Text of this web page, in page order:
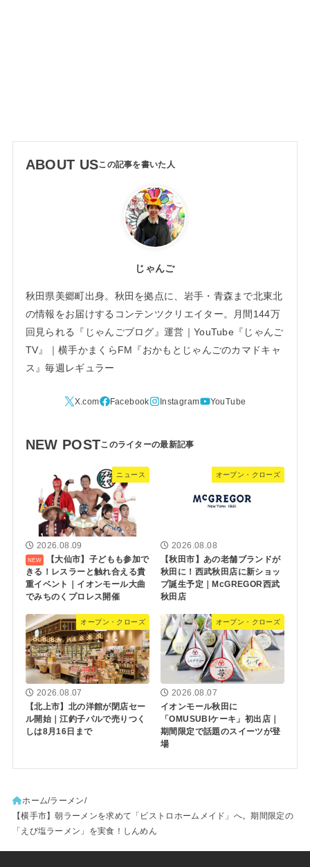
ABOUT US
じゃんご
秋田県美郷町出身。秋田を拠点に、岩手・青森まで北東北
の情報をお届けするコンテンツクリエイター。月間144万
回見られる『じゃんごブログ』運営｜YouTube『じゃんご
TV』｜横手かまくらFM『おかもとじゃんごのカマドキャ
ス』毎週レギュラー
NEW POST
ニュース
2026.08.09
【大仙市】子どもも参加で
きる！レスラーと触れ合える貴
重イベント｜イオンモール大曲
でみちのくプロレス開催
オープン・クローズ
2026.08.08
【秋田市】あの老舗ブランドが
秋田に！西武秋田店に新ショッ
プ誕生予定｜McGREGOR西武
秋田店
オープン・クローズ
2026.08.07
【北上市】北の洋館が閉店セー
ル開始｜江釣子パルで売りつく
しは8月16日まで
オープン・クローズ
2026.08.07
イオンモール秋田に
「OMUSUBIケーキ」初出店｜
期間限定で話題のスイーツが登
場
ホーム ラーメン
【横手市】朝ラーメンを求めて「ビストロホームメイド」へ。期間限定の
「えび塩ラーメン」を実食！しんめん